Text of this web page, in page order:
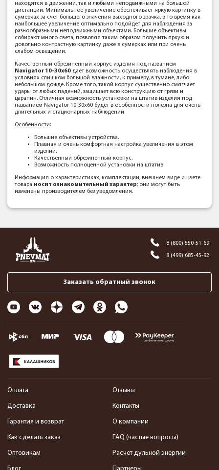
находятся в движении, так и любыми неподвижными на большой
дистанции. Минимальное увеличение обеспечивает яркую картинку в
сумерках за счет большего значения выходного зрачка, в то время как
наибольшее увеличение оптимально подойдет для наблюдения за
разнообразными неподвижными объектами. Большие объективы
собирают много света, позволяя таким образом получить яркую и
довольно контрастную картинку даже в сумерках или при очень
слабом освещении.
Качественный обрезиненный корпус изделия под названием
Navigator 10-30x60 дает возможность осуществлять наблюдения в
условиях слишком большой влажности, к примеру, в тумане, либо
небольшом дожде. Кроме того, такой корпус существенно смягчает
удары от любых падений, защищает всю конструкцию от грязи и
царапин. Отличная возможность установки на штатив изделия под
названием Navigator 10-30x60 будет в особенности полезна для очень
длительных и стационарных наблюдений.
Особенности:
Большие объективы устройства.
Плавная и очень комфортная настройка увеличения в этом
изделии.
Качественный обрезиненный корпус.
Возможность полноценной установки на штатив.
Информация о характеристиках, комплектации, внешнем виде и цвете
товара носит ознакомительный характер; они могут быть
изменены производителем без уведомления.
8 (800) 550-51-69
8 (499) 685-45-92
Заказать обратный звонок
Оплата
Доставка
Гарантия и возврат
Как сделать заказ
Оптовикам
Отзывы
Контакты
О компании
FAQ (частые вопросы)
Расчет дульной энергии